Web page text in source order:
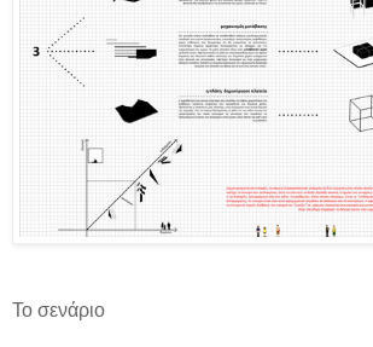
Το σενάριο